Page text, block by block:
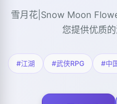
雪月花|Snow Moon
您提供优质的
#江湖 #武侠RPG #中